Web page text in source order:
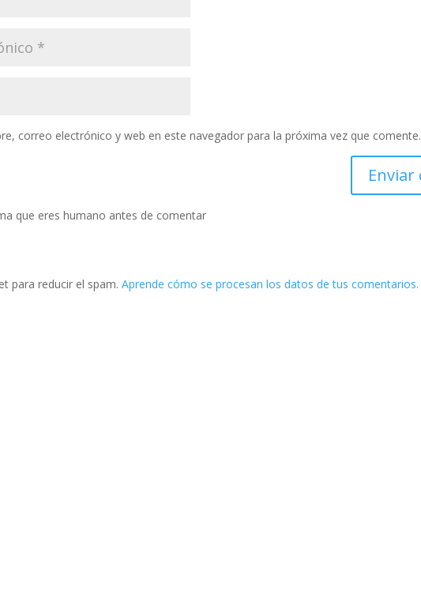
correo electrónico y web en este navegador para la próxima vez que comente.
que eres humano antes de comentar
para reducir el spam.Aprende cómo se procesan los datos de tus comentarios.